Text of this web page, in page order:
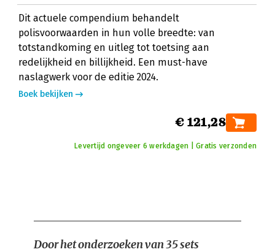
Dit actuele compendium behandelt
polisvoorwaarden in hun volle breedte: van
totstandkoming en uitleg tot toetsing aan
redelijkheid en billijkheid. Een must-have
naslagwerk voor de editie 2024.
Boek bekijken
€ 121,28
Levertijd ongeveer 6 werkdagen | Gratis verzonden
Door het onderzoeken van 35 sets